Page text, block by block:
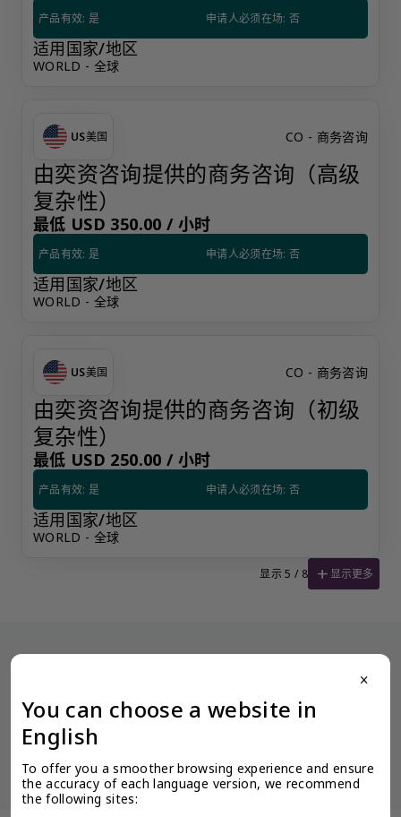
产品有效: 是 申请人必须在场: 否
适用国家/地区
WORLD - 全球
US美国 CO - 商务咨询
由奕资咨询提供的商务咨询（高级
复杂性）
最低 USD 350.00 / 小时
产品有效: 是 申请人必须在场: 否
适用国家/地区
WORLD - 全球
US美国 CO - 商务咨询
由奕资咨询提供的商务咨询（初级
复杂性）
最低 USD 250.00 / 小时
产品有效: 是 申请人必须在场: 否
适用国家/地区
WORLD - 全球
显示 5 / 8 add显示更多
没有看到阁下期望的产品？更多产品信息可应要求提供。
品公开展示，以避免混淆和不道德的竞争。请使用此表格填写您的请
求，客户关系经理将尽快与您联系。
close
You can choose a website in
English
To offer you a smoother browsing experience and ensure
the accuracy of each language version, we recommend
the following sites: